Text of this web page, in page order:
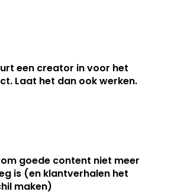
een creator in voor het
Laat het dan ook werken.
goede content niet meer
is (en klantverhalen het
maken)